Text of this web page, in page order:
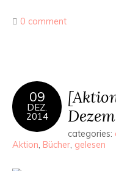
0 comment
09
DEZ.
2014
categories:
Aktion, Bücher, gelesen